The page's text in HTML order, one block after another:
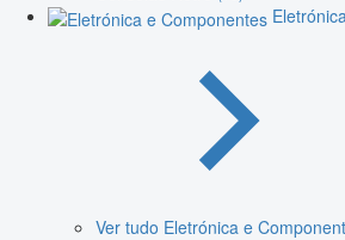
Ver tudo Eletrónica e